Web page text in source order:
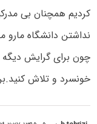
کردیم همچنان بی
نداشتن دانشگاه مارو
چون برای گرایش دیگه
خونسرد و تلاش